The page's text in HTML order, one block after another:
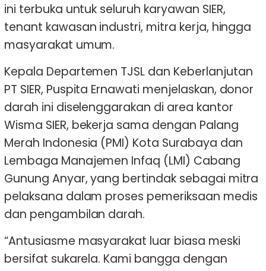
ini terbuka untuk seluruh karyawan SIER,
tenant kawasan industri, mitra kerja, hingga
masyarakat umum.
Kepala Departemen TJSL dan Keberlanjutan
PT SIER, Puspita Ernawati menjelaskan, donor
darah ini diselenggarakan di area kantor
Wisma SIER, bekerja sama dengan Palang
Merah Indonesia (PMI) Kota Surabaya dan
Lembaga Manajemen Infaq (LMI) Cabang
Gunung Anyar, yang bertindak sebagai mitra
pelaksana dalam proses pemeriksaan medis
dan pengambilan darah.
“Antusiasme masyarakat luar biasa meski
bersifat sukarela. Kami bangga dengan